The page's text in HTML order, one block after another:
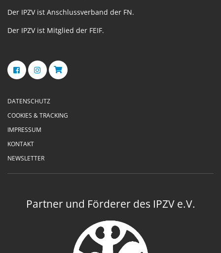
Der IPZV ist Anschlussverband der FN.
Der IPZV ist Mitglied der FEIF.
DATENSCHUTZ
COOKIES & TRACKING
IMPRESSUM
KONTAKT
NEWSLETTER
Partner und Förderer des IPZV e.V.